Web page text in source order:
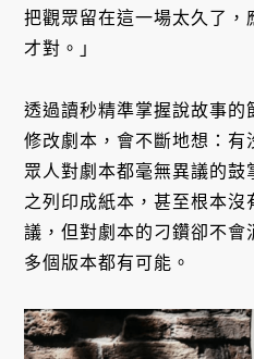
把觀眾留在這一場太久了，
才對。」
透過讀秒精準掌握說故事的
修改劇本，會不斷地想：有
眾人對劇本都毫無異議的
之列印成紙本，甚至根本
議，但對劇本的刁鑽卻不會
多個版本都有可能。